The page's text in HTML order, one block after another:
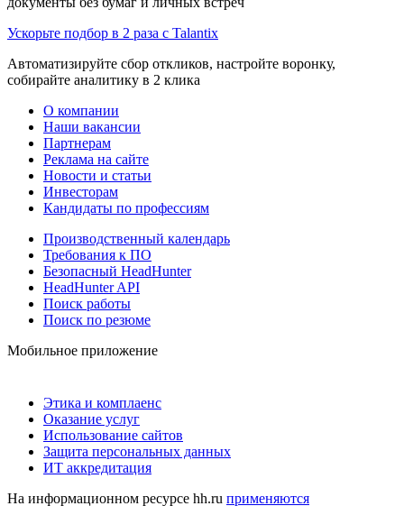
Ускорьте подбор в 2 раза с Talantix
Автоматизируйте сбор откликов, настройте воронку,
собирайте аналитику в 2 клика
О компании
Наши вакансии
Партнерам
Реклама на сайте
Новости и статьи
Инвесторам
Кандидаты по профессиям
Производственный календарь
Требования к ПО
Безопасный HeadHunter
HeadHunter API
Поиск работы
Поиск по резюме
Мобильное приложение
Этика и комплаенс
Оказание услуг
Использование сайтов
Защита персональных данных
ИТ аккредитация
На информационном ресурсе hh.ru применяются